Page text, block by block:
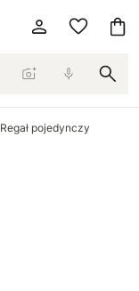
Regał pojedynczy